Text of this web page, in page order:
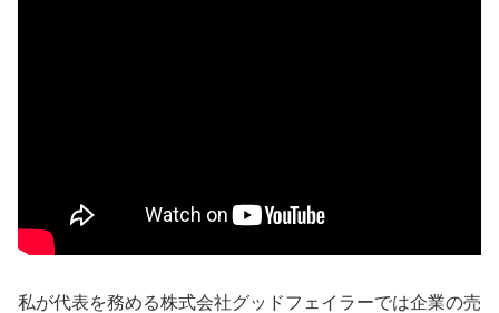
私が代表を務める株式会社グッドフェイラーでは企業の売